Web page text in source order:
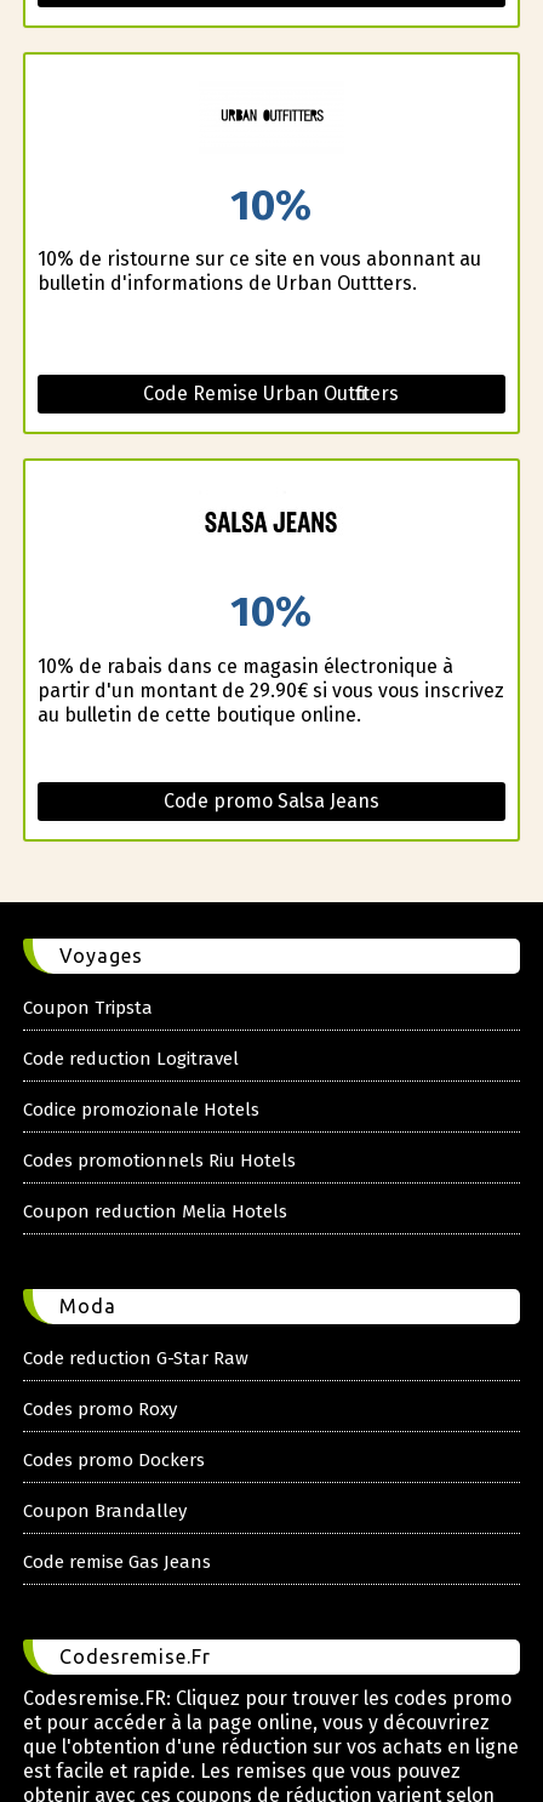
10%
10% de ristourne sur ce site en vous abonnant au
bulletin d'informations de Urban Outfitters.
Code Remise Urban Outfitters
10%
10% de rabais dans ce magasin électronique à
partir d'un montant de 29.90€ si vous vous inscrivez
au bulletin de cette boutique online.
Code promo Salsa Jeans
Voyages
Coupon Tripsta
Code reduction Logitravel
Codice promozionale Hotels
Codes promotionnels Riu Hotels
Coupon reduction Melia Hotels
Moda
Code reduction G-Star Raw
Codes promo Roxy
Codes promo Dockers
Coupon Brandalley
Code remise Gas Jeans
Codesremise.Fr
Codesremise.FR: Cliquez pour trouver les codes promo
et pour accéder à la page online, vous y découvrirez
que l'obtention d'une réduction sur vos achats en ligne
est facile et rapide. Les remises que vous pouvez
obtenir avec ces coupons de réduction varient selon